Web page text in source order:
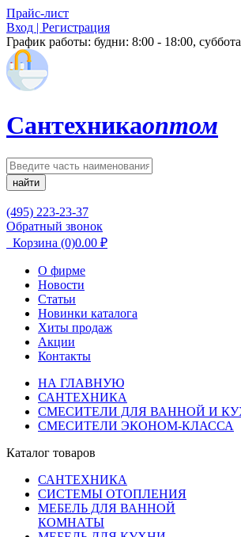
Прайс-лист
Вход | Регистрация
График работы: будни: 8:00 - 18:00,
Сантехникаоптом
найти
(495) 223-23-37
Обратный звонок
Корзина (0)0.00 ₽
О фирме
Новости
Статьи
Новинки каталога
Хиты продаж
Акции
Контакты
НА ГЛАВНУЮ
САНТЕХНИКА
СМЕСИТЕЛИ ДЛЯ ВАННОЙ И
СМЕСИТЕЛИ ЭКОНОМ-КЛАССА
Каталог товаров
САНТЕХНИКА
СИСТЕМЫ ОТОПЛЕНИЯ
МЕБЕЛЬ ДЛЯ ВАННОЙ
КОМНАТЫ